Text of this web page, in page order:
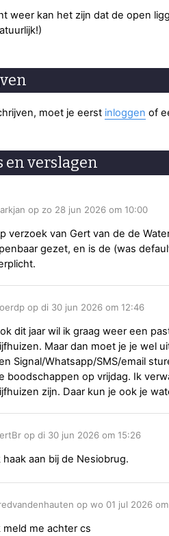
weer kan het zijn dat de open
moet je eerst inloggen of
en verslagen
op zo 28 jun 2026 om 10:00
verzoek van Gert van de de
gezet, en is de (was
op di 30 jun 2026 om 12:46
dit jaar wil ik graag weer een
Maar dan moet je je wel
Signal/Whatsapp/SMS/email
boodschappen op vrijdag. Ik
zijn. Daar kun je ook je
op di 30 jun 2026 om 15:26
haak aan bij de Nesiobrug.
op wo 01 jul 2026
meld me achter cs